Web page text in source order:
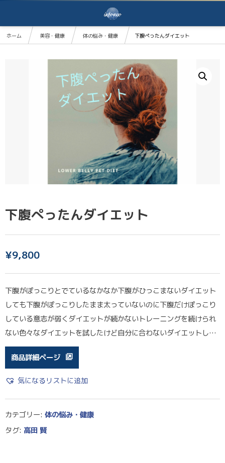
ホーム 美容・健康 体の悩み・健康 下腹ぺったんダイエット
下腹ぺったんダイエット
¥9,800
下腹がぽっこりとでているなかなか下腹がひっこまないダイエット
しても下腹がぽっこりしたまま太っていないのに下腹だけぽっこり
している意志が弱くダイエットが続かないトレーニングを続けられ
ない色々なダイエットを試したけど自分に合わないダイエットし…
商品詳細ページ
気になるリストに追加
カテゴリー: 体の悩み・健康
タグ: 高田 賢